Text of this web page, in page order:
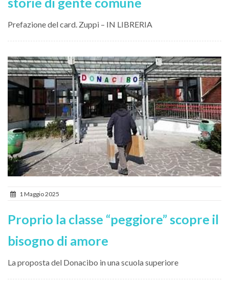
Prefazione del card. Zuppi – IN LIBRERIA
1 Maggio 2025
Proprio la classe “peggiore” scopre il
bisogno di amore
La proposta del Donacibo in una scuola superiore